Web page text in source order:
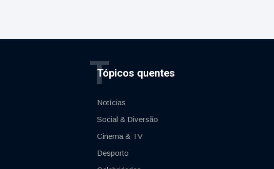
Tópicos quentes
T
Notícias
Social & Diversão
Cinema & TV
Desporto